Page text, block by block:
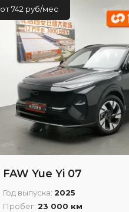
от 742 руб/мес
FAW Yue Yi 07
Год выпуска:2025
Пробег:23 000 км